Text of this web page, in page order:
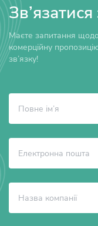
Маєте запитання
комерційну
зв’язку!